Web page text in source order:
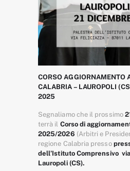
CORSO AGGIORNAMENTO
CALABRIA – LAUROPOLI
2025
Segnaliamo che il prossimo
terrà il Corso di
2025/2026 (Arbitri e
regione Calabria presso
dell’Istituto Comprensivo via
Lauropoli (CS).